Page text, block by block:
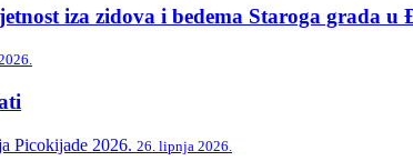
iza zidova i bedema Staroga grada u
26. lipnja 2026.